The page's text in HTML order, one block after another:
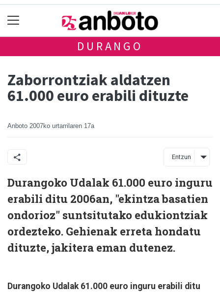
DURANGO
Zaborrontziak aldatzen
61.000 euro erabili dituzte
Anboto 2007ko urtarrilaren 17a
Entzun
Durangoko Udalak 61.000 euro inguru
erabili ditu 2006an, "ekintza basatien
ondorioz" suntsitutako edukiontziak
ordezteko. Gehienak erreta hondatu
dituzte, jakitera eman dutenez.
Durangoko Udalak 61.000 euro inguru erabili ditu